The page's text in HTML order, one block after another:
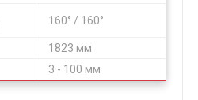
160° / 160°
1823 мм
3 - 100 мм